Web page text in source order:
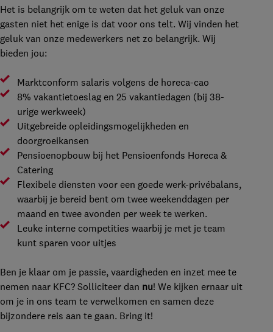
Het is belangrijk om te weten dat het geluk van onze
gasten niet het enige is dat voor ons telt. Wij vinden het
geluk van onze medewerkers net zo belangrijk. Wij
bieden jou:
Marktconform salaris volgens de horeca-cao
8% vakantietoeslag en 25 vakantiedagen (bij 38-
urige werkweek)
Uitgebreide opleidingsmogelijkheden en
doorgroeikansen
Pensioenopbouw bij het Pensioenfonds Horeca &
Catering
Flexibele diensten voor een goede werk-privébalans,
waarbij je bereid bent om twee weekenddagen per
maand en twee avonden per week te werken.
Leuke interne competities waarbij je met je team
kunt sparen voor uitjes
Ben je klaar om je passie, vaardigheden en inzet mee te
nemen naar KFC? Solliciteer dan nu! We kijken ernaar uit
om je in ons team te verwelkomen en samen deze
bijzondere reis aan te gaan. Bring it!